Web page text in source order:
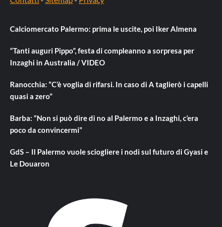
Calciomercato Palermo: prima le uscite, poi Iker Almena
“Tanti auguri Pippo”, festa di compleanno a sorpresa per
Inzaghi in Australia / VIDEO
Ranocchia: “C’è voglia di rifarsi. In caso di A taglierò i capelli
quasi a zero”
Barba: “Non si può dire di no al Palermo e a Inzaghi, c’era
poco da convincermi”
GdS – Il Palermo vuole sciogliere i nodi sul futuro di Gyasi e
Le Douaron